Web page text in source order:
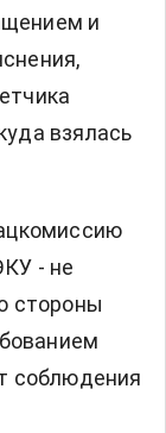
и
взялась
- не
стороны
соблюдения